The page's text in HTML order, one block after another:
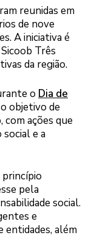
reunidas em
de nove
A iniciativa é
Três
da região.
o Dia de
objetivo de
ações que
e a
princípio
pela
social.
e
entidades, além